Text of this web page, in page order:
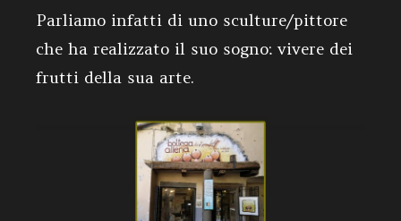
Parliamo infatti di uno sculture/pittore
che ha realizzato il suo sogno: vivere dei
frutti della sua arte.